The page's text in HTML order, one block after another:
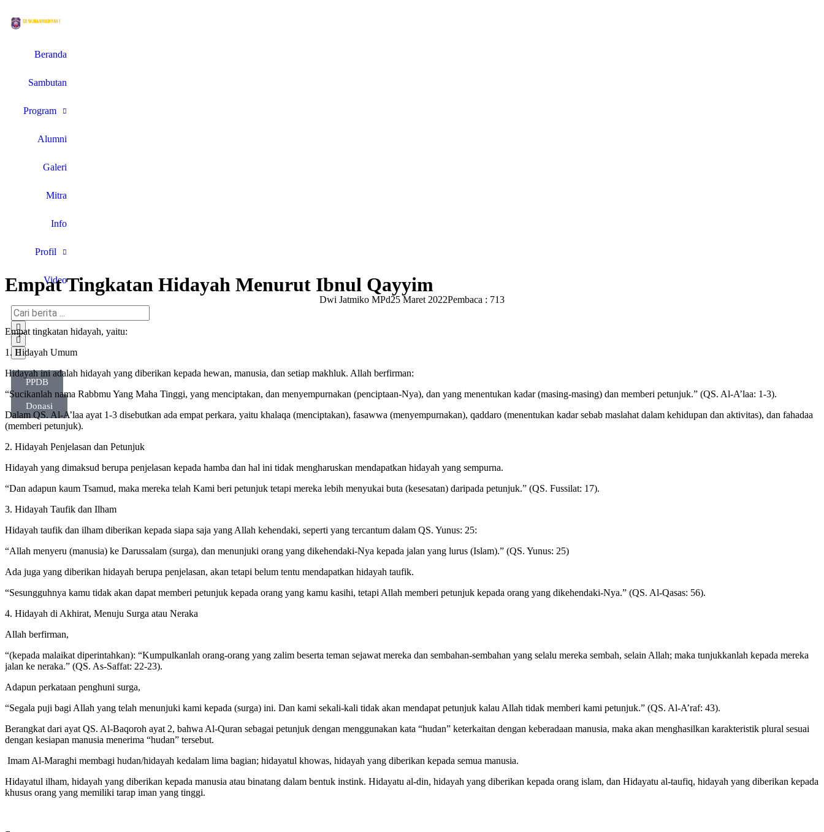
Beranda
Sambutan
Program
Alumni
Galeri
Mitra
Info
Profil
Video
PPDB
Donasi
Empat Tingkatan Hidayah Menurut Ibnul Qayyim
Dwi Jatmiko MPd25 Maret 2022Pembaca : 713
Empat tingkatan hidayah, yaitu:
1. Hidayah Umum
Hidayah ini adalah hidayah yang diberikan kepada hewan, manusia, dan setiap makhluk. Allah berfirman:
“Sucikanlah nama Rabbmu Yang Maha Tinggi, yang menciptakan, dan menyempurnakan (penciptaan-Nya), dan yang menentukan kadar (masing-masing) dan memberi petunjuk.” (QS. Al-A’laa: 1-3).
Dalam QS. Al-A’laa ayat 1-3 disebutkan ada empat perkara, yaitu khalaqa (menciptakan), fasawwa (menyempurnakan), qaddaro (menentukan kadar sebab maslahat dalam kehidupan dan aktivitas), dan fahadaa
(memberi petunjuk).
2. Hidayah Penjelasan dan Petunjuk
Hidayah yang dimaksud berupa penjelasan kepada hamba dan hal ini tidak mengharuskan mendapatkan hidayah yang sempurna.
“Dan adapun kaum Tsamud, maka mereka telah Kami beri petunjuk tetapi mereka lebih menyukai buta (kesesatan) daripada petunjuk.” (QS. Fussilat: 17).
3. Hidayah Taufik dan Ilham
Hidayah taufik dan ilham diberikan kepada siapa saja yang Allah kehendaki, seperti yang tercantum dalam QS. Yunus: 25:
“Allah menyeru (manusia) ke Darussalam (surga), dan menunjuki orang yang dikehendaki-Nya kepada jalan yang lurus (Islam).” (QS. Yunus: 25)
Ada juga yang diberikan hidayah berupa penjelasan, akan tetapi belum tentu mendapatkan hidayah taufik.
“Sesungguhnya kamu tidak akan dapat memberi petunjuk kepada orang yang kamu kasihi, tetapi Allah memberi petunjuk kepada orang yang dikehendaki-Nya.” (QS. Al-Qasas: 56).
4. Hidayah di Akhirat, Menuju Surga atau Neraka
Allah berfirman,
“(kepada malaikat diperintahkan): “Kumpulkanlah orang-orang yang zalim beserta teman sejawat mereka dan sembahan-sembahan yang selalu mereka sembah, selain Allah; maka tunjukkanlah kepada mereka
jalan ke neraka.” (QS. As-Saffat: 22-23).
Adapun perkataan penghuni surga,
“Segala puji bagi Allah yang telah menunjuki kami kepada (surga) ini. Dan kami sekali-kali tidak akan mendapat petunjuk kalau Allah tidak memberi kami petunjuk.” (QS. Al-A’raf: 43).
Berangkat dari ayat QS. Al-Baqoroh ayat 2, bahwa Al-Quran sebagai petunjuk dengan menggunakan kata “hudan” keterkaitan dengan keberadaan manusia, maka akan menghasilkan karakteristik plural sesuai
dengan kesiapan manusia menerima “hudan” tersebut.
Imam Al-Maraghi membagi hudan/hidayah kedalam lima bagian; hidayatul khowas, hidayah yang diberikan kepada semua manusia.
Hidayatul ilham, hidayah yang diberikan kepada manusia atau binatang dalam bentuk instink. Hidayatu al-din, hidayah yang diberikan kepada orang islam, dan Hidayatu al-taufiq, hidayah yang diberikan kepada
khusus orang yang memiliki tarap iman yang tinggi.